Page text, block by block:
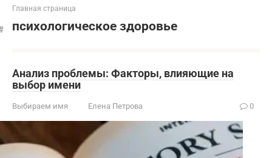
Главная страница
психологическое здоровье
Анализ проблемы: Факторы, влияющие на
выбор имени
Выбираем имя Елена Петрова 0